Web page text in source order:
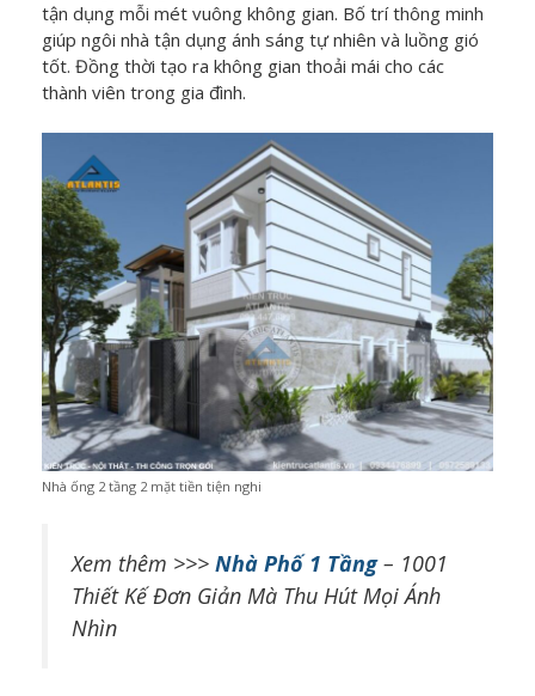
tận dụng mỗi mét vuông không gian. Bố trí thông minh
giúp ngôi nhà tận dụng ánh sáng tự nhiên và luồng gió
tốt. Đồng thời tạo ra không gian thoải mái cho các
thành viên trong gia đình.
Nhà ống 2 tầng 2 mặt tiền tiện nghi
Xem thêm >>> Nhà Phố 1 Tầng– 1001
Thiết Kế Đơn Giản Mà Thu Hút Mọi Ánh
Nhìn